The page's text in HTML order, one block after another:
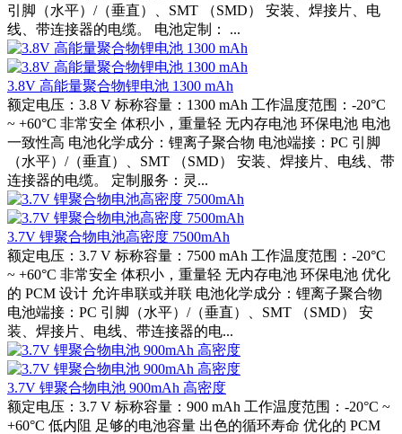
引脚（水平）/（垂直）、SMT （SMD） 安装、焊接片、电
线、带连接器的电缆。 电池定制： ...
3.8V 高能量聚合物锂电池 1300 mAh
额定电压：3.8 V 标称容量：1300 mAh 工作温度范围：-20°C
~ +60°C 非常安全 体积小，重量轻 无内存电池 环保电池 电池
一致性高 电池化学成分：锂离子聚合物 电池端接：PC 引脚
（水平）/（垂直）、SMT （SMD） 安装、焊接片、电线、带
连接器的电缆。 定制服务：灵...
3.7V 锂聚合物电池高密度 7500mAh
额定电压：3.7 V 标称容量：7500 mAh 工作温度范围：-20°C
~ +60°C 非常安全 体积小，重量轻 无内存电池 环保电池 优化
的 PCM 设计 允许串联或并联 电池化学成分：锂离子聚合物
电池端接：PC 引脚（水平）/（垂直）、SMT （SMD） 安
装、焊接片、电线、带连接器的电...
3.7V 锂聚合物电池 900mAh 高密度
额定电压：3.7 V 标称容量：900 mAh 工作温度范围：-20°C ~
+60°C 低内阻 足够的电池容量 出色的循环寿命 优化的 PCM